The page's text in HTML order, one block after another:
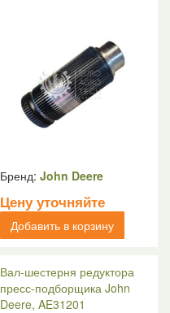
Бренд: John Deere
Цену уточняйте
Добавить в корзину
Вал-шестерня редуктора
пресс-подборщика John
Deere, AE31201